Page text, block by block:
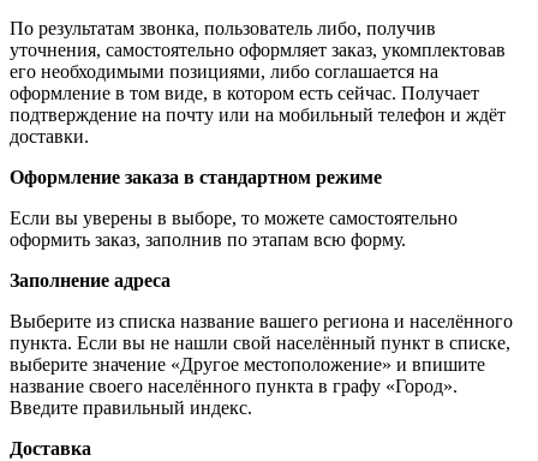
По результатам звонка, пользователь либо, получив
уточнения, самостоятельно оформляет заказ, укомплектовав
его необходимыми позициями, либо соглашается на
оформление в том виде, в котором есть сейчас. Получает
подтверждение на почту или на мобильный телефон и ждёт
доставки.
Оформление заказа в стандартном режиме
Если вы уверены в выборе, то можете самостоятельно
оформить заказ, заполнив по этапам всю форму.
Заполнение адреса
Выберите из списка название вашего региона и населённого
пункта. Если вы не нашли свой населённый пункт в списке,
выберите значение «Другое местоположение» и впишите
название своего населённого пункта в графу «Город».
Введите правильный индекс.
Доставка